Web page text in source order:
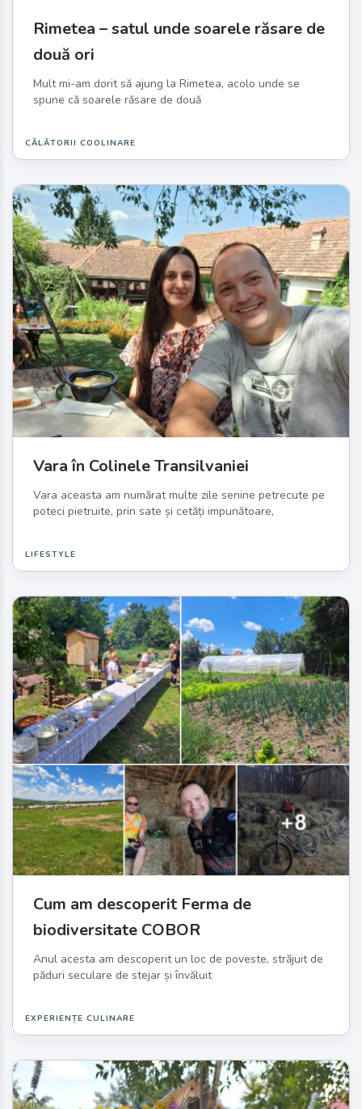
Rimetea – satul unde soarele răsare de
două ori
Mult mi-am dorit să ajung la Rimetea, acolo unde se
spune că soarele răsare de două
CĂLĂTORII COOLINARE
Vara în Colinele Transilvaniei
Vara aceasta am numărat multe zile senine petrecute pe
poteci pietruite, prin sate și cetăți impunătoare,
LIFESTYLE
Cum am descoperit Ferma de
biodiversitate COBOR
Anul acesta am descoperit un loc de poveste, străjuit de
păduri seculare de stejar și învăluit
EXPERIENȚE CULINARE